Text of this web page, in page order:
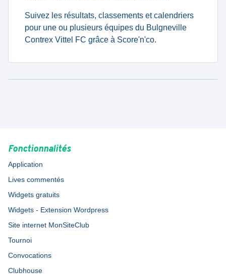
Suivez les résultats, classements et calendriers
pour une ou plusieurs équipes du Bulgneville
Contrex Vittel FC grâce à Score'n'co.
Fonctionnalités
Application
Lives commentés
Widgets gratuits
Widgets - Extension Wordpress
Site internet MonSiteClub
Tournoi
Convocations
Clubhouse